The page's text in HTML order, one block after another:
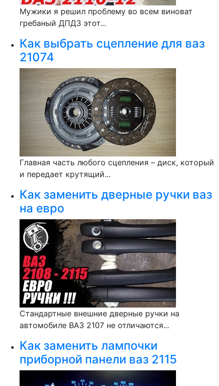
Мужики я решил проблему во всем виноват
гребаный ДПДЗ этот...
Как выбрать сцепление для ваз
21074
Главная часть любого сцепления – диск, который
и передает крутящий...
Как заменить дверные ручки ваз
на евро
Стандартные внешние дверные ручки на
автомобиле ВАЗ 2107 не отличаются...
Как заменить лампочки
приборной панели ваз 2115